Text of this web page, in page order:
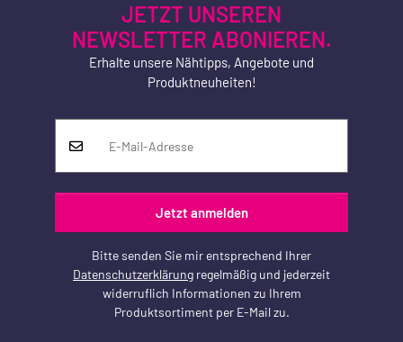
JETZT UNSEREN
NEWSLETTER ABONIEREN.
Erhalte unsere Nähtipps, Angebote und
Produktneuheiten!
Jetzt anmelden
Bitte senden Sie mir entsprechend Ihrer
Datenschutzerklärung regelmäßig und jederzeit
widerruflich Informationen zu Ihrem
Produktsortiment per E-Mail zu.